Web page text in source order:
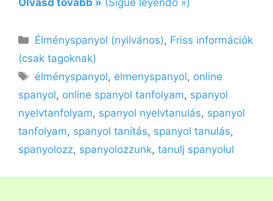
Kategória
Élményspanyol (nyilvános), Friss információk
(csak tagoknak)
Címkék
élményspanyol, elmenyspanyol, online
spanyol, online spanyol tanfolyam, spanyol
nyelvtanfolyam, spanyol nyelvtanulás, spanyol
tanfolyam, spanyol tanítás, spanyol tanulás,
spanyolozz, spanyolozzunk, tanulj spanyolul